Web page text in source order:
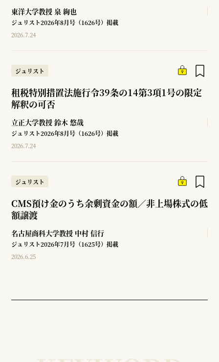
東洋大学教授 泉 絢也
ジュリスト2026年8月号（1626号）掲載
2026.7.24
ジュリスト
租税特別措置法施行令39条の14第3項1号の限定
解釈の可否
立正大学教授 鈴木 悠哉
ジュリスト2026年8月号（1626号）掲載
2026.7.24
ジュリスト
CMS預け金のうち余剰資金の額／非上場株式の低
額譲渡
名古屋商科大学教授 中村 信行
ジュリスト2026年7月号（1625号）掲載
2026.6.25